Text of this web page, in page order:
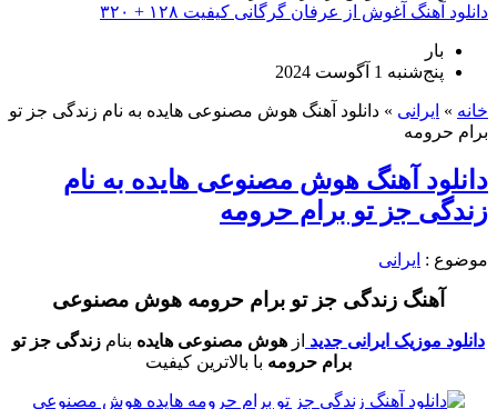
دانلود آهنگ آغوش از عرفان گرگانی کیفیت ۱۲۸ + ۳۲۰
بار
پنج‌شنبه 1 آگوست 2024
خانه » ایرانی » دانلود آهنگ هوش مصنوعی هایده به نام زندگی جز تو
برام حرومه
دانلود آهنگ هوش مصنوعی هایده به نام
زندگی جز تو برام حرومه
موضوع : ایرانی
آهنگ زندگی جز تو برام حرومه هوش مصنوعی
دانلود موزیک ایرانی جدید از هوش مصنوعی هایده بنام زندگی جز تو
برام حرومه با بالاترین کیفیت